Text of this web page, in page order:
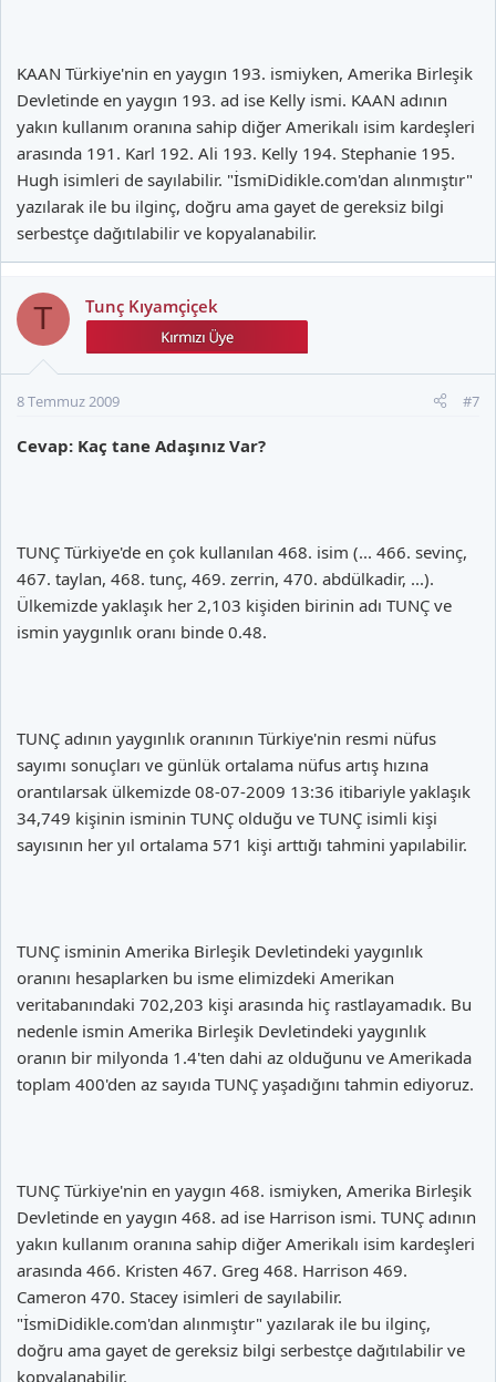
KAAN Türkiye'nin en yaygın 193. ismiyken, Amerika Birleşik
Devletinde en yaygın 193. ad ise Kelly ismi. KAAN adının
yakın kullanım oranına sahip diğer Amerikalı isim kardeşleri
arasında 191. Karl 192. Ali 193. Kelly 194. Stephanie 195.
Hugh isimleri de sayılabilir. "İsmiDidikle.com'dan alınmıştır"
yazılarak ile bu ilginç, doğru ama gayet de gereksiz bilgi
serbestçe dağıtılabilir ve kopyalanabilir.
T Tunç Kıyamçiçek
8 Temmuz 2009 #7
Cevap: Kaç tane Adaşınız Var?
TUNÇ Türkiye'de en çok kullanılan 468. isim (... 466. sevinç,
467. taylan, 468. tunç, 469. zerrin, 470. abdülkadir, ...).
Ülkemizde yaklaşık her 2,103 kişiden birinin adı TUNÇ ve
ismin yaygınlık oranı binde 0.48.
TUNÇ adının yaygınlık oranının Türkiye'nin resmi nüfus
sayımı sonuçları ve günlük ortalama nüfus artış hızına
orantılarsak ülkemizde 08-07-2009 13:36 itibariyle yaklaşık
34,749 kişinin isminin TUNÇ olduğu ve TUNÇ isimli kişi
sayısının her yıl ortalama 571 kişi arttığı tahmini yapılabilir.
TUNÇ isminin Amerika Birleşik Devletindeki yaygınlık
oranını hesaplarken bu isme elimizdeki Amerikan
veritabanındaki 702,203 kişi arasında hiç rastlayamadık. Bu
nedenle ismin Amerika Birleşik Devletindeki yaygınlık
oranın bir milyonda 1.4'ten dahi az olduğunu ve Amerikada
toplam 400'den az sayıda TUNÇ yaşadığını tahmin ediyoruz.
TUNÇ Türkiye'nin en yaygın 468. ismiyken, Amerika Birleşik
Devletinde en yaygın 468. ad ise Harrison ismi. TUNÇ adının
yakın kullanım oranına sahip diğer Amerikalı isim kardeşleri
arasında 466. Kristen 467. Greg 468. Harrison 469.
Cameron 470. Stacey isimleri de sayılabilir.
"İsmiDidikle.com'dan alınmıştır" yazılarak ile bu ilginç,
doğru ama gayet de gereksiz bilgi serbestçe dağıtılabilir ve
kopyalanabilir.